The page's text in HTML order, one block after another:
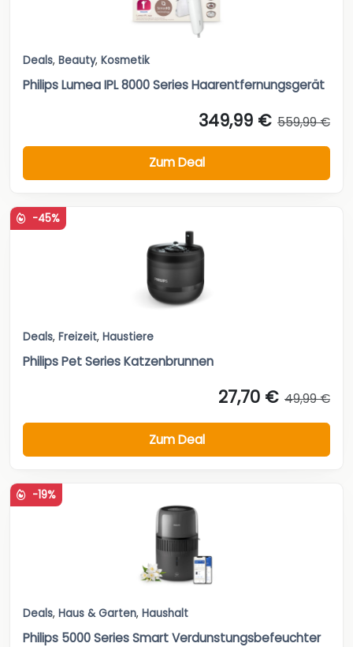
Deals, Beauty, Kosmetik
Philips Lumea IPL 8000 Series Haarentfernungsgerät
349,99 € 559,99 €
Zum Deal
-45%
Deals, Freizeit, Haustiere
Philips Pet Series Katzenbrunnen
27,70 € 49,99 €
Zum Deal
-19%
Deals, Haus & Garten, Haushalt
Philips 5000 Series Smart Verdunstungsbefeuchter